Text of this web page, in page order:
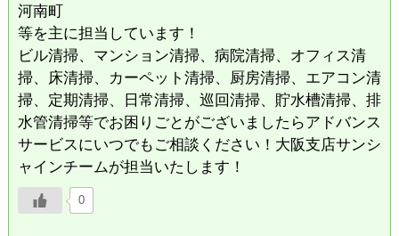
河南町
等を主に担当しています！
ビル清掃、マンション清掃、病院清掃、オフィス清
掃、床清掃、カーペット清掃、厨房清掃、エアコン清
掃、定期清掃、日常清掃、巡回清掃、貯水槽清掃、排
水管清掃等でお困りごとがございましたらアドバンス
サービスにいつでもご相談ください！大阪支店サンシ
ャインチームが担当いたします！
0